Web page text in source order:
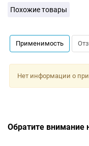
Похожие товары
Применимость
Нет информации о
Обратите внимание